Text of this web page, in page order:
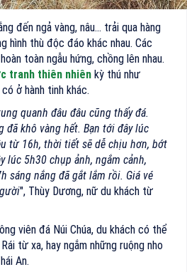
đến ngả vàng, nâu... trải qua hàng
hình thù độc đáo khác nhau. Các
toàn ngẫu hứng, chồng lên nhau.
tranh thiên nhiên kỳ thú như
ở hành tinh khác.
quanh đâu đâu cũng thấy đá.
đã khô vàng hết. Bạn tới đây lúc
từ 16h, thời tiết sẽ dễ chịu hơn, bớt
lúc 5h30 chụp ảnh, ngắm cảnh,
sáng nắng đã gắt lắm rồi. Giá vé
", Thùy Dương, nữ du khách từ
viên đá Núi Chúa, du khách có thể
từ xa, hay ngắm những ruộng nho
An.